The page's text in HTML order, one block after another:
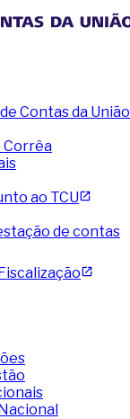
Contas da União
Corrêa
ao TCU
de contas